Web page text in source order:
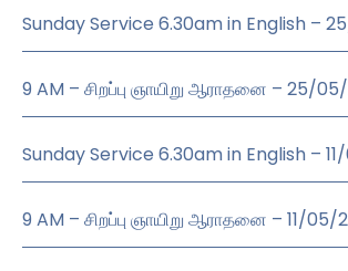
Sunday Service 6.30am in English –
9 AM – சிறப்பு ஞாயிறு ஆராதனை – 25/
Sunday Service 6.30am in English –
9 AM – சிறப்பு ஞாயிறு ஆராதனை – 11/05/